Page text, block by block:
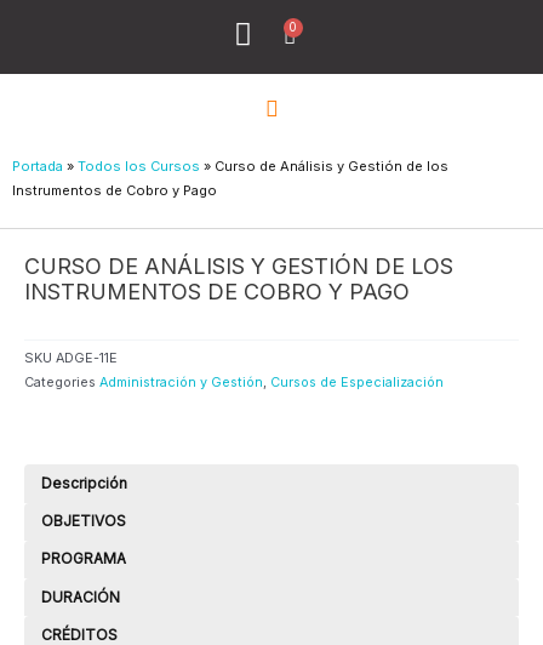
contenido
Menu
0
Cart
Portada » Todos los Cursos » Curso de Análisis y Gestión de los
Instrumentos de Cobro y Pago
CURSO DE ANÁLISIS Y GESTIÓN DE LOS
INSTRUMENTOS DE COBRO Y PAGO
SKU ADGE-11E
Categories Administración y Gestión, Cursos de Especialización
Descripción
OBJETIVOS
PROGRAMA
DURACIÓN
CRÉDITOS